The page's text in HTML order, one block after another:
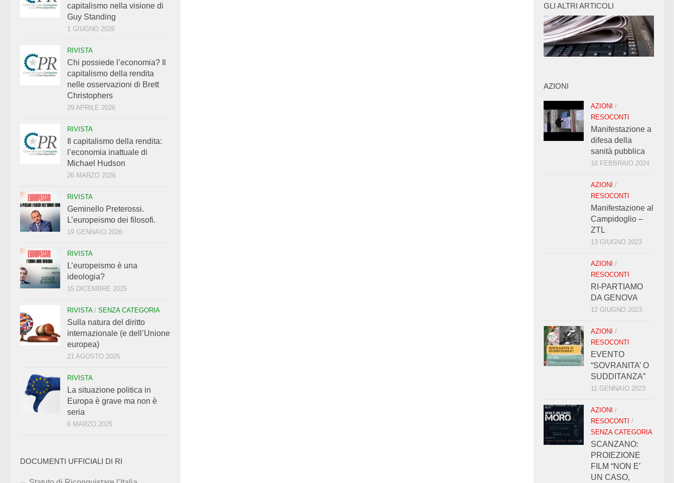
capitalismo nella visione di
Guy Standing
1 GIUGNO 2026
RIVISTA
Chi possiede l’economia? Il
capitalismo della rendita
nelle osservazioni di Brett
Christophers
29 APRILE 2026
RIVISTA
Il capitalismo della rendita:
l’economia inattuale di
Michael Hudson
26 MARZO 2026
RIVISTA
Geminello Preterossi.
L’europeismo dei filosofi.
19 GENNAIO 2026
RIVISTA
L’europeismo è una
ideologia?
15 DICEMBRE 2025
RIVISTA/ SENZA CATEGORIA
Sulla natura del diritto
internazionale (e dell’Unione
europea)
21 AGOSTO 2025
RIVISTA
La situazione politica in
Europa è grave ma non è
seria
6 MARZO 2025
DOCUMENTI UFFICIALI DI RI
GLI ALTRI ARTICOLI
AZIONI
AZIONI /
RESOCONTI
Manifestazione a
difesa della
sanità pubblica
16 FEBBRAIO 2024
AZIONI /
RESOCONTI
Manifestazione al
Campidoglio –
ZTL
13 GIUGNO 2023
AZIONI /
RESOCONTI
RI-PARTIAMO
DA GENOVA
12 GIUGNO 2023
AZIONI /
RESOCONTI
EVENTO
“SOVRANITA’ O
SUDDITANZA”
11 GENNAIO 2023
AZIONI /
RESOCONTI /
SENZA CATEGORIA
SCANZANO:
PROIEZIONE
FILM “NON E’
UN CASO,